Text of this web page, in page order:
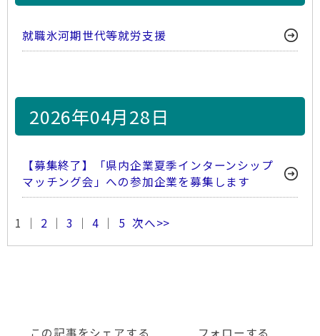
就職氷河期世代等就労支援
2026年04月28日
【募集終了】「県内企業夏季インターンシップ
マッチング会」への参加企業を募集します
1 ｜ 2 ｜3 ｜4 ｜ 5 次へ>>